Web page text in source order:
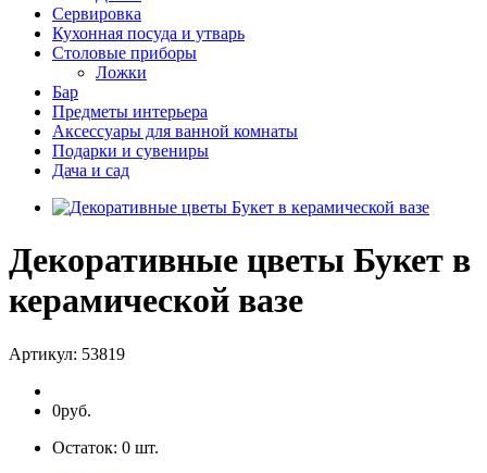
Сервировка
Кухонная посуда и утварь
Столовые приборы
Ложки
Бар
Предметы интерьера
Аксессуары для ванной комнаты
Подарки и сувениры
Дача и сад
Декоративные цветы Букет в
керамической вазе
Артикул: 53819
0руб.
Остаток: 0 шт.